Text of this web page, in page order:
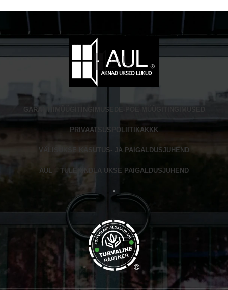
GARANTII MÜÜGITINGIMUSED
PRIVAATSUSPOLIITIKA KKK
VÄLISUKSE KASUTUS- JA PAIGALDUSJUHEND
AUL – TULEKINDLA UKSE PAIGALDUSJUHEND
®